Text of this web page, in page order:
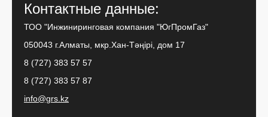
Контактные данные:
ТОО "Инжиниринговая компания "ЮгПромГаз"
050043 г.Алматы, мкр.Хан-Тәңірі, дом 17
8 (727) 383 57 57
8 (727) 383 57 87
info@grs.kz